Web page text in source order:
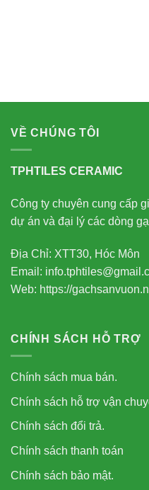
VỀ CHÚNG TÔI
TPHTILES CERAMIC
Công ty chuyên cung cấp
dự án và đại lý các dòng
Địa Chỉ: XTT30, Hóc Môn
Email:
Web: https://
CHÍNH SÁCH HỖ TRỢ
Chính sách mua bán.
Chính sách hỗ trợ vận
Chính sách đổi trả.
Chính sách thanh toán
Chính sách bảo mật.